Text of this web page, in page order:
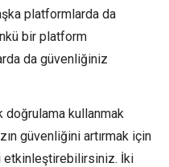
platformlarda da
bir platform
da güvenliğiniz
doğrulama kullanmak
güvenliğini artırmak için
etkinleştirebilirsiniz. İki